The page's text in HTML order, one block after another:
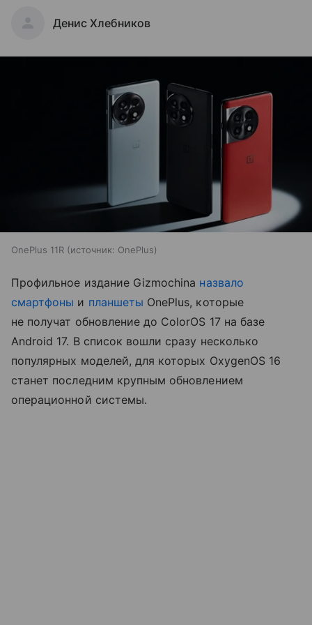
Денис Хлебников
OnePlus 11R источник: OnePlus
Профильное издание Gizmochina назвало
смартфоны и планшеты OnePlus, которые
не получат обновление до ColorOS 17 на базе
Android 17. В список вошли сразу несколько
популярных моделей, для которых OxygenOS 16
станет последним крупным обновлением
операционной системы.